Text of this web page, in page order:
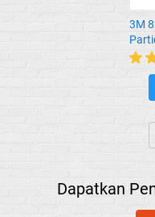
3M
Dapatkan